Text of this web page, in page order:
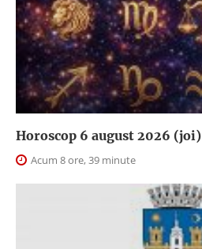
Horoscop 6 august 2026 (joi)
Acum 8 ore, 39 minute